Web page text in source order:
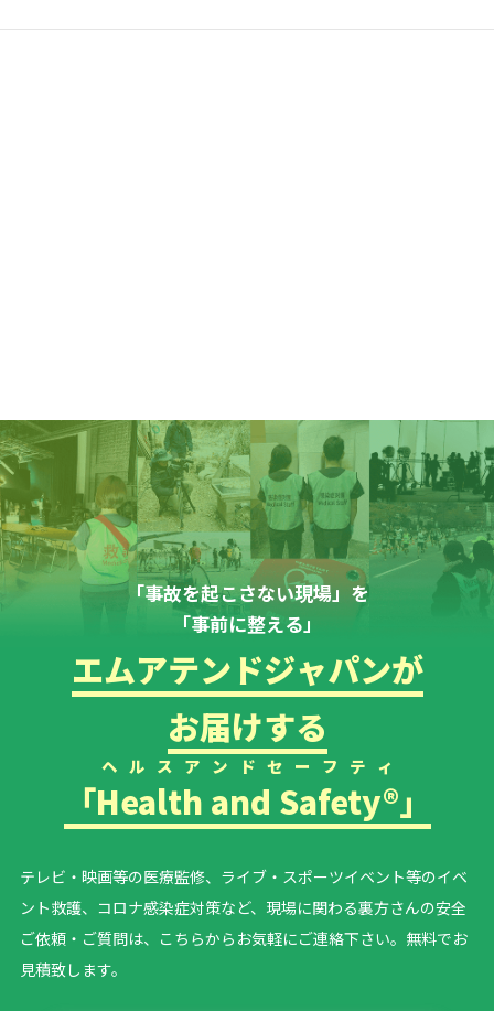
「事故を起こさない現場」を
「事前に整える」
エムアテンドジャパンが
お届けする
「Health and Safety®
ヘルスアンドセーフティ
」
テレビ・映画等の医療監修、ライブ・スポーツイベント等のイベ
ント救護、コロナ感染症対策など、現場に関わる裏方さんの安全
ご依頼・ご質問は、こちらからお気軽にご連絡下さい。無料でお
見積致します。